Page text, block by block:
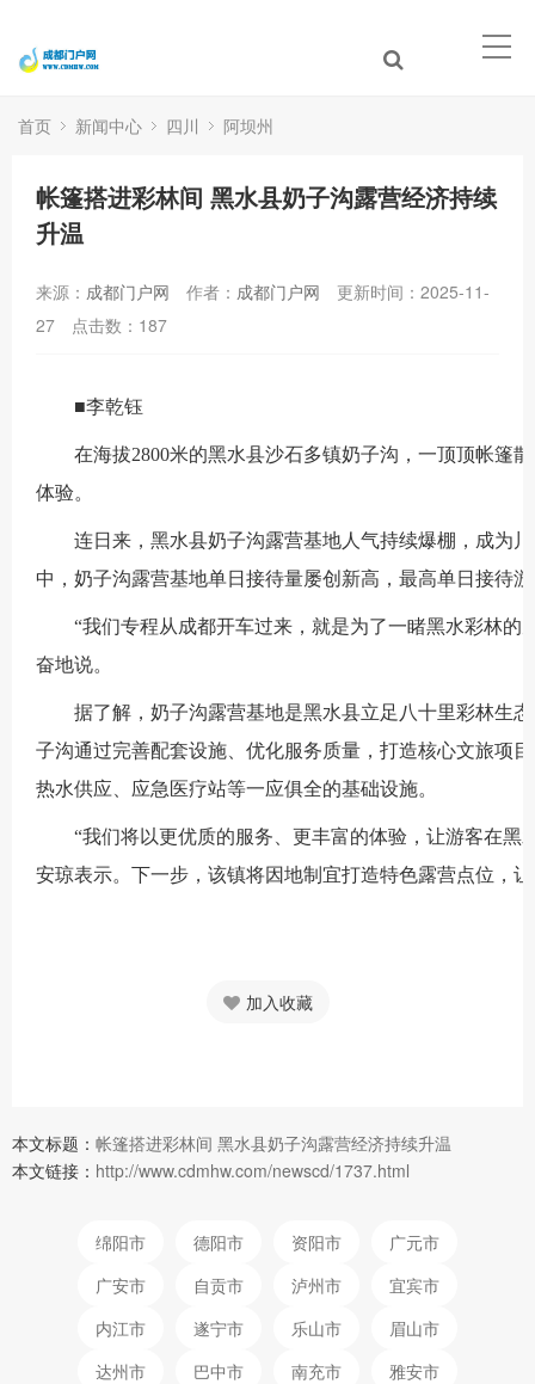
首页 新闻中心 四川 阿坝州
帐篷搭进彩林间 黑水县奶子沟露营经济持续
升温
来源： 成都门户网 作者： 成都门户网
更新时间：2025-11-
27
点击数： 187
■李乾钰
在海拔2800米的黑水县沙石多镇奶子沟，一顶顶帐篷
体验。
连日来，黑水县奶子沟露营基地人气持续爆棚，成为
中，奶子沟露营基地单日接待量屡创新高，最高单日接待
“我们专程从成都开车过来，就是为了一睹黑水彩林
奋地说。
据了解，奶子沟露营基地是黑水县立足八十里彩林生
子沟通过完善配套设施、优化服务质量，打造核心文旅项
热水供应、应急医疗站等一应俱全的基础设施。
“我们将以更优质的服务、更丰富的体验，让游客在黑
安琼表示。下一步，该镇将因地制宜打造特色露营点位，
加入收藏
本文标题： 帐篷搭进彩林间 黑水县奶子沟露营经济持续升温
本文链接： http://www.cdmhw.com/newscd/1737.html
绵阳市 德阳市 资阳市
广元市
广安市
自贡市 泸州市
宜宾市
内江市
遂宁市 乐山市
眉山市
达州市
巴中市 南充市
雅安市